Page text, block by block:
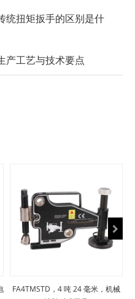
统扭矩扳手的区别是什
产工艺与技术要点
FA4TMSTD，4 吨 24 毫米，机械